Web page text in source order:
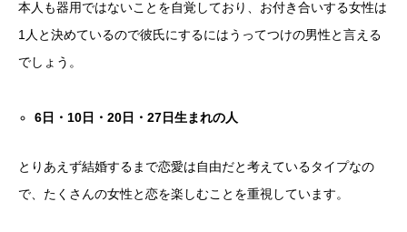
本人も器用ではないことを自覚しており、お付き合いする女性は
1人と決めているので彼氏にするにはうってつけの男性と言える
でしょう。
6日・ 10日・20日・27日生まれの人
とりあえず結婚するまで恋愛は自由だと考えているタイプなの
で、たくさんの女性と恋を楽しむことを重視しています。